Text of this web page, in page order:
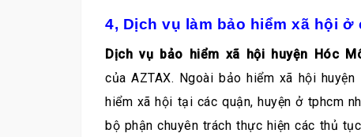
4, Dịch vụ làm bảo hiểm xã hội ở
Dịch vụ bảo hiểm xã hội huyện Hóc
của AZTAX. Ngoài bảo hiểm xã hội
hiểm xã hội tại các quận, huyện ở tphcm
bộ phận chuyên trách thực hiện các thủ